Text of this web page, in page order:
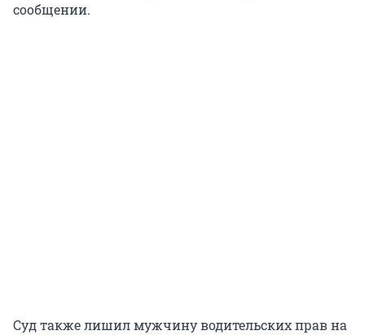
сообщении.
Суд также лишил мужчину водительских прав на